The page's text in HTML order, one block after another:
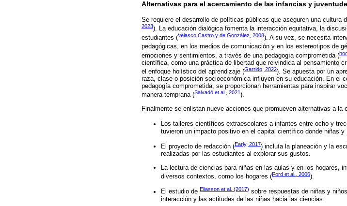
Alternativas para el acercamiento de las infancias y
Se requiere el desarrollo de políticas públicas que aseguren una cultura
2023). La educación dialógica fomenta la interacción equitativa, la
estudiantes (Velasco Castro y de González, 2008). A su vez, se necesita
pedagógicas, en los medios de comunicación y en los estereotipos de
emociones y sentimientos, a través de una pedagogía comprometida (
científica, como una práctica de libertad que reivindica al pensamiento
el enfoque holístico del aprendizaje (Garrido, 2022). Se apuesta por un
raza, clase o posición socioeconómica influyen en su educación. En el
pedagogía comprometida, se proporcionan herramientas para inspirar
manera temprana (Salvadó et al., 2021 ).
Finalmente se enlistan nueve acciones que promueven alternativas a la
Los talleres científicos extraescolares a infantes entre ocho y
tuvieron un impacto positivo en el capital científico donde niñas
El proyecto de redacción (Early, 2017) incluía la planeación y la
realizadas por las estudiantes al explorar sus gustos.
La lectura de ciencias para niñas en las aulas y en los hogares,
diversos contextos, como los hogares (Ford et al., 2006).
El estudio de Eliasson et al. (2017) sobre respuestas de niñas y
interacción y las actitudes de las niñas hacia las ciencias.